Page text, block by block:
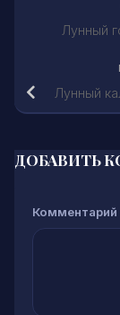
Лунный
Лунный
ДОБАВИТЬ
Комментарий